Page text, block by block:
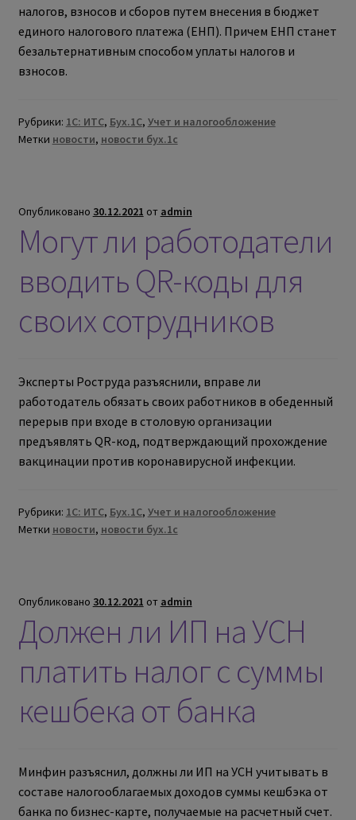
налогов, взносов и сборов путем внесения в бюджет
единого налогового платежа (ЕНП). Причем ЕНП станет
безальтернативным способом уплаты налогов и
взносов.
Рубрики: 1С: ИТС, Бух.1С, Учет и налогообложение
Метки новости, новости бух.1с
Опубликовано 30.12.2021 от admin
Могут ли работодатели
вводить QR-коды для
своих сотрудников
Эксперты Роструда разъяснили, вправе ли
работодатель обязать своих работников в обеденный
перерыв при входе в столовую организации
предъявлять QR-код, подтверждающий прохождение
вакцинации против коронавирусной инфекции.
Рубрики: 1С: ИТС, Бух.1С, Учет и налогообложение
Метки новости, новости бух.1с
Опубликовано 30.12.2021 от admin
Должен ли ИП на УСН
платить налог с суммы
кешбека от банка
Минфин разъяснил, должны ли ИП на УСН учитывать в
составе налогооблагаемых доходов суммы кешбэка от
банка по бизнес-карте, получаемые на расчетный счет.